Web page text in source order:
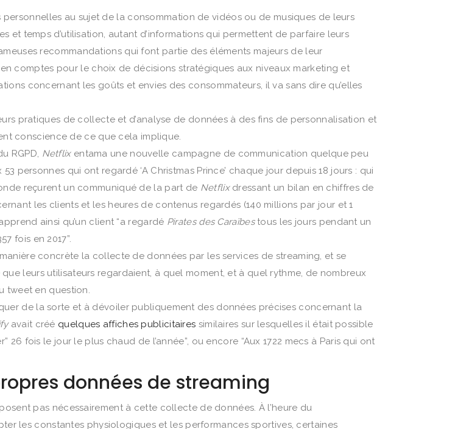
au sujet de la consommation de vidéos ou de musiques de leurs
et temps d’utilisation, autant d’informations qui permettent de parfaire leurs
recommandations qui font partie des éléments majeurs de leur
comptes pour le choix de décisions stratégiques aux niveaux marketing et
concernant les goûts et envies des consommateurs, il va sans dire qu’elles
pratiques de collecte et d’analyse de données à des fins de personnalisation et
conscience de ce que cela implique.
RGPD, Netflixentama une nouvelle campagne de communication quelque peu
personnes qui ont regardé ‘A Christmas Prince’ chaque jour depuis 18 jours : qui
reçurent un communiqué de la part de Netflixdressant un bilan en chiffres de
les clients et les heures de contenus regardés (140 millions par jour et 1
ainsi qu’un client “a regardé Pirates des Caraïbestous les jours pendant un
fois en 2017”.
concrète la collecte de données par les services de streaming, et se
leurs utilisateurs regardaient, à quel moment, et à quel rythme, de nombreux
tweet en question.
de la sorte et à dévoiler publiquement des données précises concernant la
avait créé quelques affiches publicitaires similaires sur lesquelles il était possible
fois le jour le plus chaud de l’année”, ou encore “Aux 1722 mecs à Paris qui ont
données de streaming
pas nécessairement à cette collecte de données. À l’heure du
les constantes physiologiques et les performances sportives, certaines